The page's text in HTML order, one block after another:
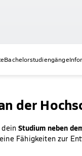
Bachelorstudiengänge
der
deinStudium neben
Fähigkeiten zur